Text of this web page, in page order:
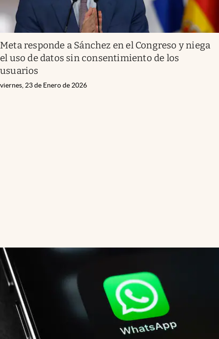
Meta responde a Sánchez en el Congreso y niega
el uso de datos sin consentimiento de los
usuarios
viernes, 23 de Enero de 2026